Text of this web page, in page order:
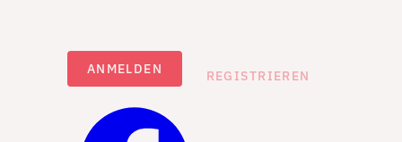
ANMELDEN REGISTRIEREN